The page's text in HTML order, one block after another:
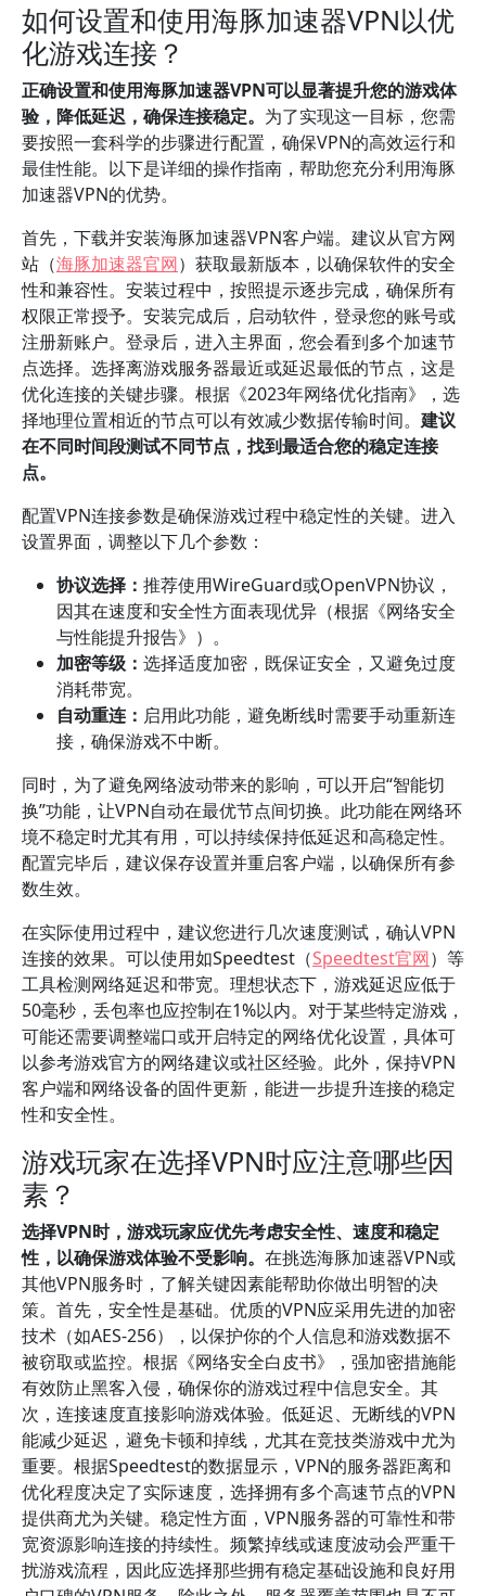
如何设置和使用海豚加速器VPN以优
化游戏连接？
正确设置和使用海豚加速器VPN可以显著提升您的游戏体
验，降低延迟，确保连接稳定。 为了实现这一目标，您需
要按照一套科学的步骤进行配置，确保VPN的高效运行和
最佳性能。以下是详细的操作指南，帮助您充分利用海豚
加速器VPN的优势。
首先，下载并安装海豚加速器VPN客户端。建议从官方网
站（海豚加速器官网）获取最新版本，以确保软件的安全
性和兼容性。安装过程中，按照提示逐步完成，确保所有
权限正常授予。安装完成后，启动软件，登录您的账号或
注册新账户。登录后，进入主界面，您会看到多个加速节
点选择。选择离游戏服务器最近或延迟最低的节点，这是
优化连接的关键步骤。根据《2023年网络优化指南》，选
择地理位置相近的节点可以有效减少数据传输时间。 建议
在不同时间段测试不同节点，找到最适合您的稳定连接
点。
配置VPN连接参数是确保游戏过程中稳定性的关键。进入
设置界面，调整以下几个参数：
协议选择： 推荐使用WireGuard或OpenVPN协议，
因其在速度和安全性方面表现优异（根据《网络安全
与性能提升报告》）。
加密等级： 选择适度加密，既保证安全，又避免过度
消耗带宽。
自动重连： 启用此功能，避免断线时需要手动重新连
接，确保游戏不中断。
同时，为了避免网络波动带来的影响，可以开启“智能切
换”功能，让VPN自动在最优节点间切换。此功能在网络环
境不稳定时尤其有用，可以持续保持低延迟和高稳定性。
配置完毕后，建议保存设置并重启客户端，以确保所有参
数生效。
在实际使用过程中，建议您进行几次速度测试，确认VPN
连接的效果。可以使用如Speedtest（Speedtest官网）等
工具检测网络延迟和带宽。理想状态下，游戏延迟应低于
50毫秒，丢包率也应控制在1%以内。对于某些特定游戏，
可能还需要调整端口或开启特定的网络优化设置，具体可
以参考游戏官方的网络建议或社区经验。此外，保持VPN
客户端和网络设备的固件更新，能进一步提升连接的稳定
性和安全性。
游戏玩家在选择VPN时应注意哪些因
素？
选择VPN时，游戏玩家应优先考虑安全性、速度和稳定
性，以确保游戏体验不受影响。 在挑选海豚加速器VPN或
其他VPN服务时，了解关键因素能帮助你做出明智的决
策。首先，安全性是基础。优质的VPN应采用先进的加密
技术（如AES-256），以保护你的个人信息和游戏数据不
被窃取或监控。根据《网络安全白皮书》，强加密措施能
有效防止黑客入侵，确保你的游戏过程中信息安全。其
次，连接速度直接影响游戏体验。低延迟、无断线的VPN
能减少延迟，避免卡顿和掉线，尤其在竞技类游戏中尤为
重要。根据Speedtest的数据显示，VPN的服务器距离和
优化程度决定了实际速度，选择拥有多个高速节点的VPN
提供商尤为关键。稳定性方面，VPN服务器的可靠性和带
宽资源影响连接的持续性。频繁掉线或速度波动会严重干
扰游戏流程，因此应选择那些拥有稳定基础设施和良好用